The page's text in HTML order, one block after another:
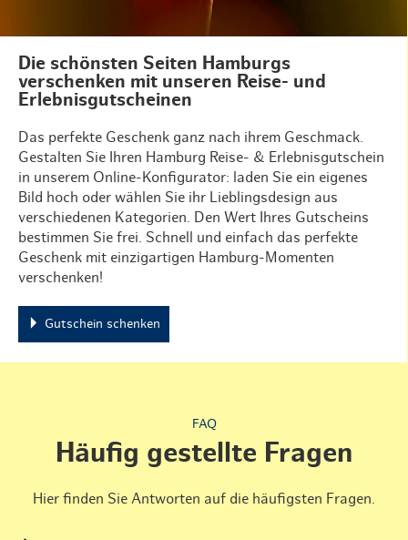
Die schönsten Seiten Hamburgs
verschenken mit unseren Reise- und
Erlebnisgutscheinen
Das perfekte Geschenk ganz nach ihrem Geschmack.
Gestalten Sie Ihren Hamburg Reise- & Erlebnisgutschein
in unserem Online-Konfigurator: laden Sie ein eigenes
Bild hoch oder wählen Sie ihr Lieblingsdesign aus
verschiedenen Kategorien. Den Wert Ihres Gutscheins
bestimmen Sie frei. Schnell und einfach das perfekte
Geschenk mit einzigartigen Hamburg-Momenten
verschenken!
Gutschein schenken
FAQ
Häufig gestellte Fragen
Hier finden Sie Antworten auf die häufigsten Fragen.